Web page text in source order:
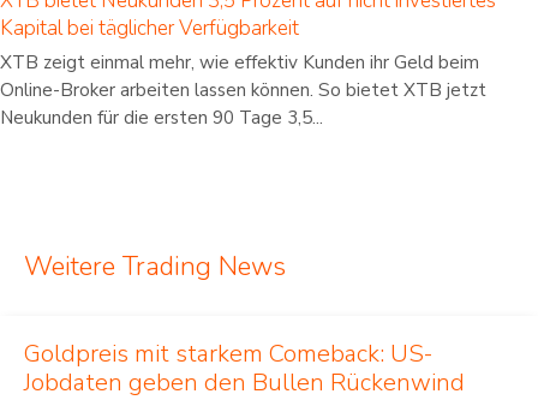
Kapital bei täglicher Verfügbarkeit
XTB zeigt einmal mehr, wie effektiv Kunden ihr Geld beim
Online-Broker arbeiten lassen können. So bietet XTB jetzt
Neukunden für die ersten 90 Tage 3,5...
Weitere Trading News
Goldpreis mit starkem Comeback: US-
Jobdaten geben den Bullen Rückenwind